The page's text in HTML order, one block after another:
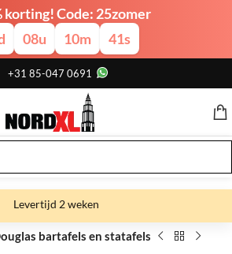
korting! Code: 25zomer
08u 10m 40s
+31 85-047 0691
Levertijd 2 weken
Gratis verzending
bartafels en statafels